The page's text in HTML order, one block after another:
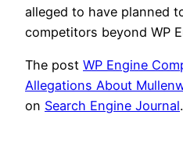
alleged to have planned
competitors beyond WP
The post WP Engine
Allegations About
on Search Engine Journal.